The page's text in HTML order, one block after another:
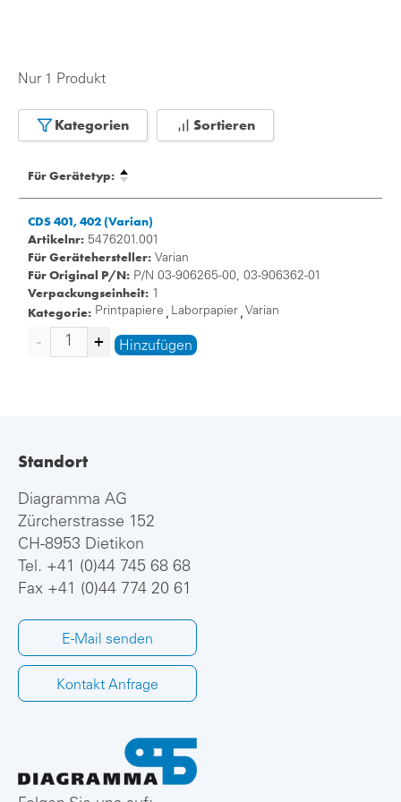
Nur 1 Produkt
Kategorien Sortieren
Für Gerätetyp:
CDS 401, 402 (Varian)
Artikelnr: 5476201.001
Für Gerätehersteller: Varian
Für Original P/N: P/N 03-906265-00, 03-906362-01
Verpackungseinheit: 1
Kategorie: Printpapiere , Laborpapier , Varian
Hinzufügen
Standort
Diagramma AG
Zürcherstrasse 152
CH-8953 Dietikon
Tel. +41 (0)44 745 68 68
Fax +41 (0)44 774 20 61
E-Mail senden
Kontakt Anfrage